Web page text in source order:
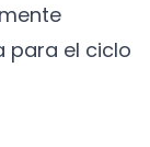
para el ciclo